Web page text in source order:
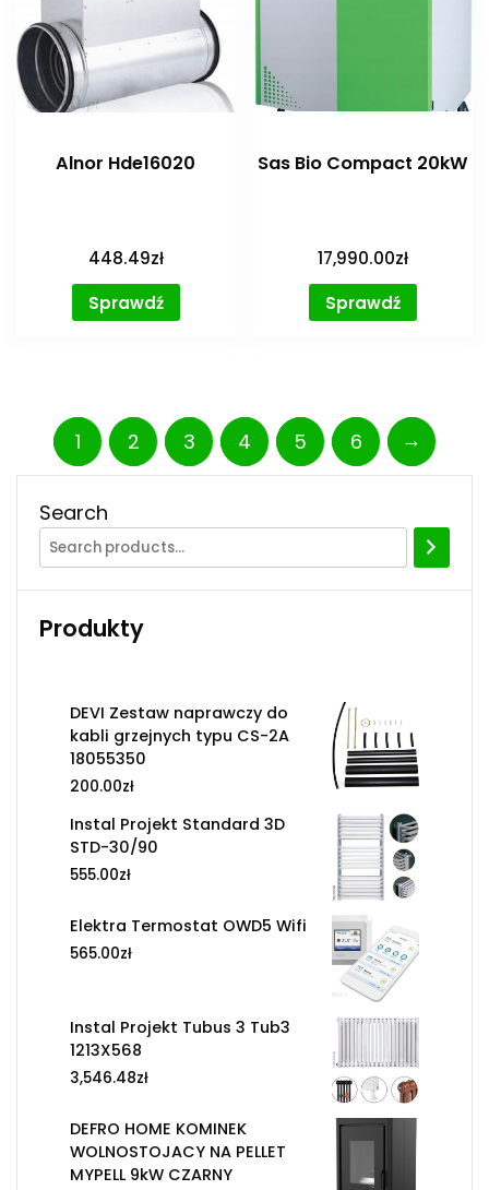
Alnor Hde16020
448.49zł
Sprawdź
Sas Bio Compact 20kW
17,990.00zł
Sprawdź
1 2 3 4 5 6 →
Search
Produkty
DEVI Zestaw naprawczy do
kabli grzejnych typu CS-2A
18055350
200.00zł
Instal Projekt Standard 3D
STD-30/90
555.00zł
Elektra Termostat OWD5 Wifi
565.00zł
Instal Projekt Tubus 3 Tub3
1213X568
3,546.48zł
DEFRO HOME KOMINEK
WOLNOSTOJACY NA PELLET
MYPELL 9kW CZARNY